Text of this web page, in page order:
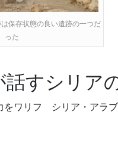
保存状態の良い遺跡の一つだ
った
すシリア
をワリフ シリア・アラ